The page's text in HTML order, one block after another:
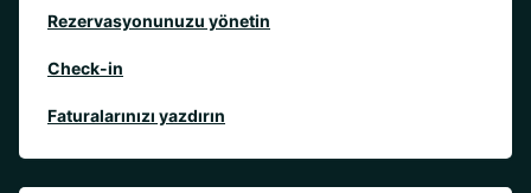
Rezervasyonunuzu yönetin
Check-in
Faturalarınızı yazdırın